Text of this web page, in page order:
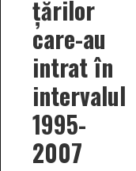
țărilor
care-au
intrat în
intervalul
1995-
2007